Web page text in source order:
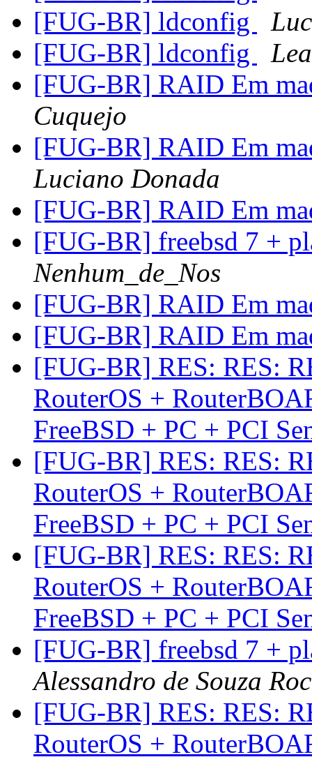
[FUG-BR] ldconfig
[FUG-BR] ldconfig
[FUG-BR] RAID Em
Cuquejo
[FUG-BR] RAID Em
Luciano Donada
[FUG-BR] RAID Em
[FUG-BR] freebsd 7 +
Nenhum_de_Nos
[FUG-BR] RAID Em
[FUG-BR] RAID Em
[FUG-BR] RES: RES:
RouterOS +
FreeBSD + PC + PCI
[FUG-BR] RES: RES:
RouterOS +
FreeBSD + PC + PCI
[FUG-BR] RES: RES:
RouterOS +
FreeBSD + PC + PCI
[FUG-BR] freebsd 7 +
Alessandro de Souza
[FUG-BR] RES: RES:
RouterOS +